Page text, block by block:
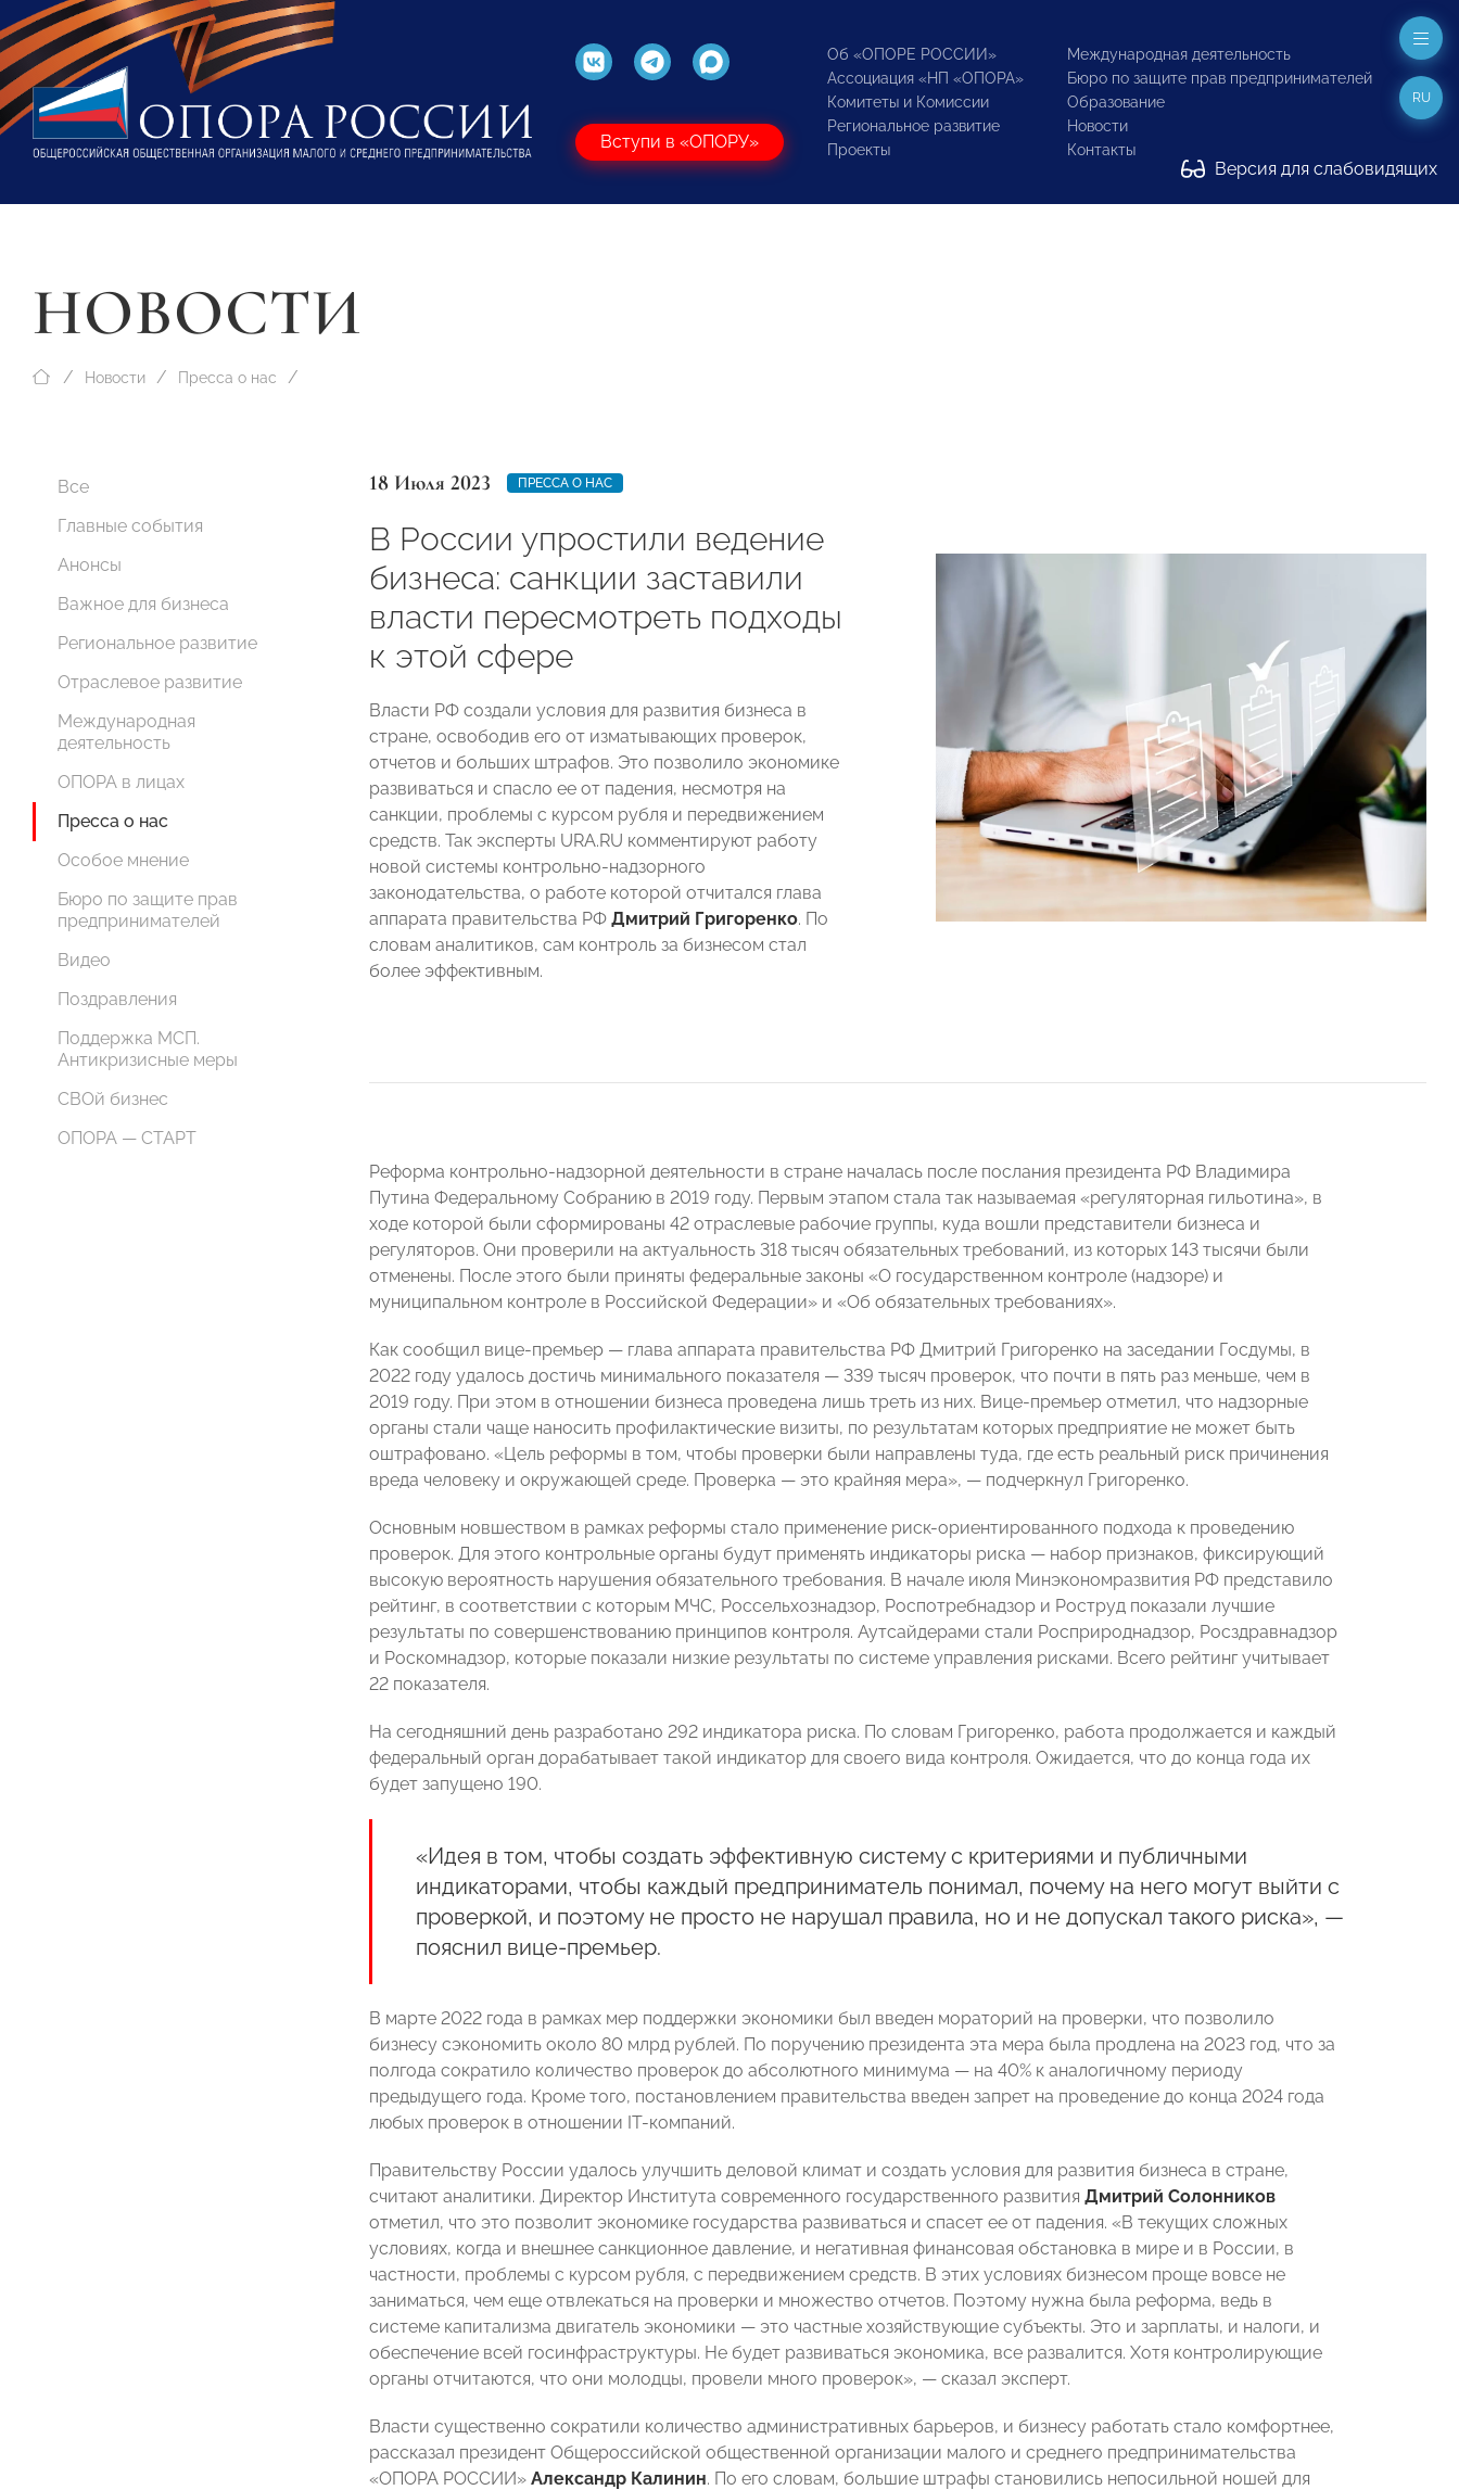
Вступи в «ОПОРУ»
Об «ОПОРЕ РОССИИ»
Ассоциация «НП «ОПОРА»
Комитеты и Комиссии
Региональное развитие
Проекты
Международная деятельность
Бюро по защите прав предпринимателей
Образование
Новости
Контакты
Версия для слабовидящих
RU
НОВОСТИ
Новости Пресса о нас
Все
Главные события
Анонсы
Важное для бизнеса
Региональное развитие
Отраслевое развитие
Международная
деятельность
ОПОРА в лицах
Пресса о нас
Особое мнение
Бюро по защите прав
предпринимателей
Видео
Поздравления
Поддержка МСП.
Антикризисные меры
СВОй бизнес
ОПОРА — СТАРТ
18 Июля 2023 ПРЕССА О НАС
В России упростили ведение
бизнеса: санкции заставили
власти пересмотреть подходы
к этой сфере
Власти РФ создали условия для развития бизнеса в
стране, освободив его от изматывающих проверок,
отчетов и больших штрафов. Это позволило экономике
развиваться и спасло ее от падения, несмотря на
санкции, проблемы с курсом рубля и передвижением
средств. Так эксперты URA.RU комментируют работу
новой системы контрольно-надзорного
законодательства, о работе которой отчитался глава
аппарата правительства РФ Дмитрий Григоренко. По
словам аналитиков, сам контроль за бизнесом стал
более эффективным.
Реформа контрольно-надзорной деятельности в стране началась после послания президента РФ Владимира
Путина Федеральному Собранию в 2019 году. Первым этапом стала так называемая «регуляторная гильотина», в
ходе которой были сформированы 42 отраслевые рабочие группы, куда вошли представители бизнеса и
регуляторов. Они проверили на актуальность 318 тысяч обязательных требований, из которых 143 тысячи были
отменены. После этого были приняты федеральные законы «О государственном контроле (надзоре) и
муниципальном контроле в Российской Федерации» и «Об обязательных требованиях».
Как сообщил вице-премьер — глава аппарата правительства РФ Дмитрий Григоренко на заседании Госдумы, в
2022 году удалось достичь минимального показателя — 339 тысяч проверок, что почти в пять раз меньше, чем в
2019 году. При этом в отношении бизнеса проведена лишь треть из них. Вице-премьер отметил, что надзорные
органы стали чаще наносить профилактические визиты, по результатам которых предприятие не может быть
оштрафовано. «Цель реформы в том, чтобы проверки были направлены туда, где есть реальный риск причинения
вреда человеку и окружающей среде. Проверка — это крайняя мера», — подчеркнул Григоренко.
Основным новшеством в рамках реформы стало применение риск-ориентированного подхода к проведению
проверок. Для этого контрольные органы будут применять индикаторы риска — набор признаков, фиксирующий
высокую вероятность нарушения обязательного требования. В начале июля Минэкономразвития РФ представило
рейтинг, в соответствии с которым МЧС, Россельхознадзор, Роспотребнадзор и Роструд показали лучшие
результаты по совершенствованию принципов контроля. Аутсайдерами стали Росприроднадзор, Росздравнадзор
и Роскомнадзор, которые показали низкие результаты по системе управления рисками. Всего рейтинг учитывает
22 показателя.
На сегодняшний день разработано 292 индикатора риска. По словам Григоренко, работа продолжается и каждый
федеральный орган дорабатывает такой индикатор для своего вида контроля. Ожидается, что до конца года их
будет запущено 190.
«Идея в том, чтобы создать эффективную систему с критериями и публичными
индикаторами, чтобы каждый предприниматель понимал, почему на него могут выйти с
проверкой, и поэтому не просто не нарушал правила, но и не допускал такого риска», —
пояснил вице-премьер.
В марте 2022 года в рамках мер поддержки экономики был введен мораторий на проверки, что позволило
бизнесу сэкономить около 80 млрд рублей. По поручению президента эта мера была продлена на 2023 год, что за
полгода сократило количество проверок до абсолютного минимума — на 40% к аналогичному периоду
предыдущего года. Кроме того, постановлением правительства введен запрет на проведение до конца 2024 года
любых проверок в отношении IT-компаний.
Правительству России удалось улучшить деловой климат и создать условия для развития бизнеса в стране,
считают аналитики. Директор Института современного государственного развития Дмитрий Солонников
отметил, что это позволит экономике государства развиваться и спасет ее от падения. «В текущих сложных
условиях, когда и внешнее санкционное давление, и негативная финансовая обстановка в мире и в России, в
частности, проблемы с курсом рубля, с передвижением средств. В этих условиях бизнесом проще вовсе не
заниматься, чем еще отвлекаться на проверки и множество отчетов. Поэтому нужна была реформа, ведь в
системе капитализма двигатель экономики — это частные хозяйствующие субъекты. Это и зарплаты, и налоги, и
обеспечение всей госинфраструктуры. Не будет развиваться экономика, все развалится. Хотя контролирующие
органы отчитаются, что они молодцы, провели много проверок», — сказал эксперт.
Власти существенно сократили количество административных барьеров, и бизнесу работать стало комфортнее,
рассказал президент Общероссийской общественной организации малого и среднего предпринимательства
«ОПОРА РОССИИ» Александр Калинин. По его словам, большие штрафы становились непосильной ношей для